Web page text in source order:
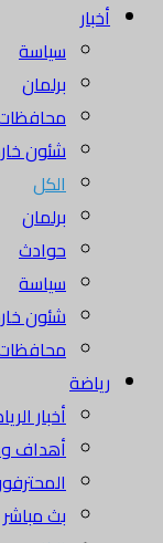
أخبار
سياسة
برلمان
شئون
الكل
برلمان
حوادث
سياسة
شئون
رياضة
أخبار
أهداف
بث مباشر